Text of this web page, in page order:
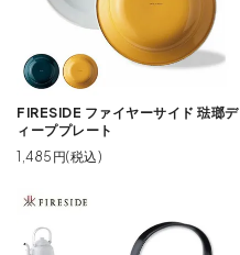
FIRESIDE ファイヤーサイド 琺瑯デ
ィーププレート
1,485円(税込)